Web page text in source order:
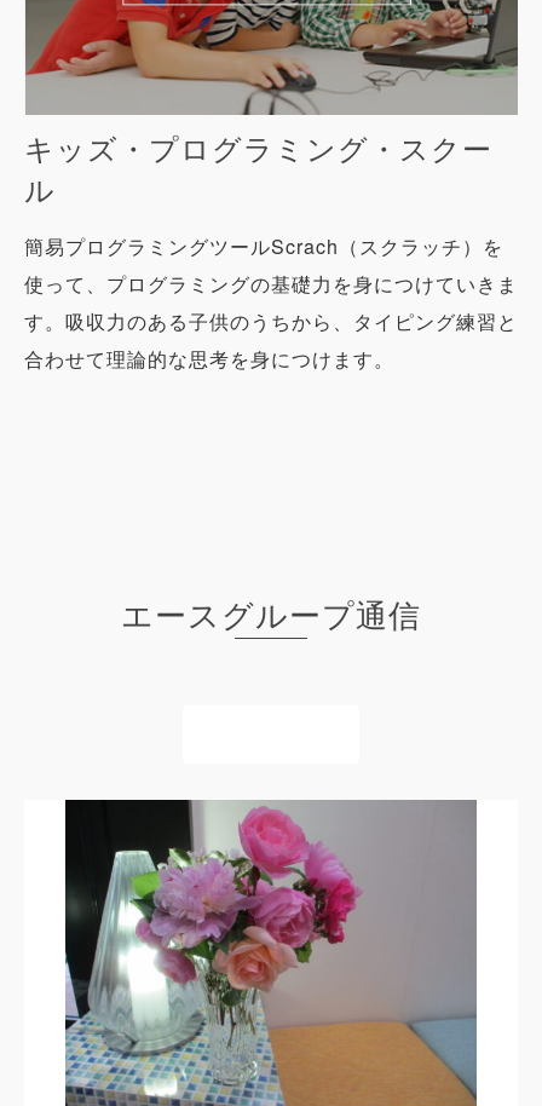
キッズ・プログラミング・スクー
ル
簡易プログラミングツールScrach（スクラッチ）を
使って、プログラミングの基礎力を身につけていきま
す。吸収力のある子供のうちから、タイピング練習と
合わせて理論的な思考を身につけます。
エースグループ通信